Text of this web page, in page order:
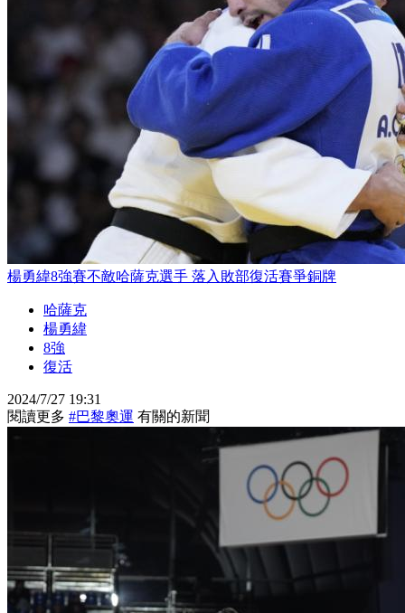
楊勇緯8強賽不敵哈薩克選手 落入敗部復活賽爭銅牌
哈薩克
楊勇緯
8強
復活
2024/7/27 19:31
閱讀更多 #巴黎奧運 有關的新聞